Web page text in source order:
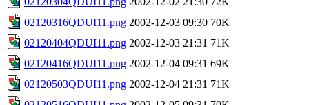
02120316QDUI11.png 2002-12-03 09:30 70K
02120404QDUI11.png 2002-12-03 21:31 71K
02120416QDUI11.png 2002-12-04 09:31 69K
02120503QDUI11.png 2002-12-04 21:31 71K